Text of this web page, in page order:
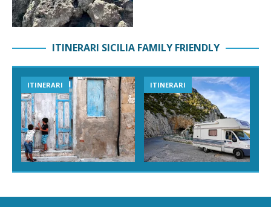
ITINERARI SICILIA FAMILY FRIENDLY
ITINERARI ITINERARI